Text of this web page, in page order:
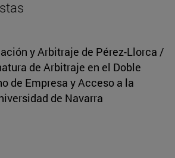
y Arbitraje de Pérez-Llorca /
de Arbitraje en el Doble
de Empresa y Acceso a la
de Navarra